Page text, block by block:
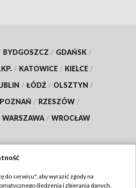
BYDGOSZCZ / GDAŃSK /
/ KATOWICE / KIELCE /
/ ŁÓDŹ / OLSZTYN /
POZNAŃ / RZESZÓW /
WARSZAWA / WROCŁAW
do serwisu", aby wyrazić zgody na
śledzenia i zbierania danych,